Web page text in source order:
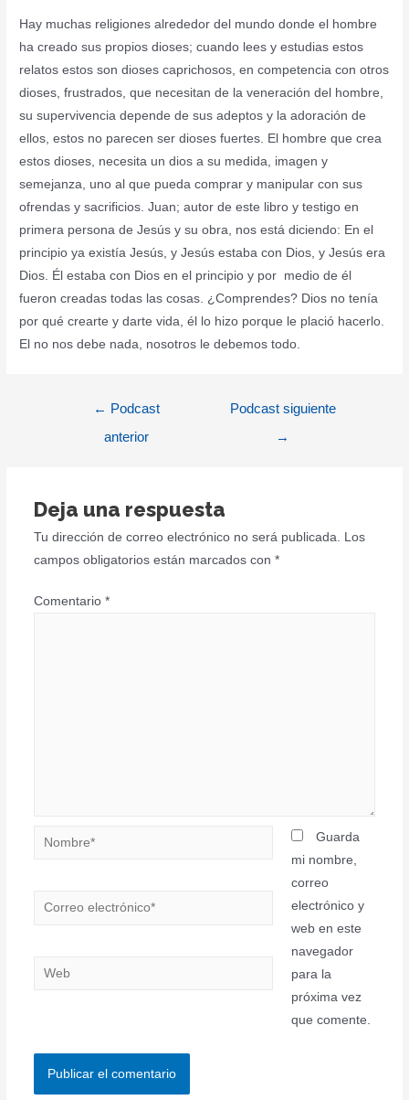
EMBED
Hay muchas religiones alrededor del mundo donde el hombre
ha creado sus propios dioses; cuando lees y estudias estos
relatos estos son dioses caprichosos, en competencia con otros
dioses, frustrados, que necesitan de la veneración del hombre,
su supervivencia depende de sus adeptos y la adoración de
ellos, estos no parecen ser dioses fuertes. El hombre que crea
estos dioses, necesita un dios a su medida, imagen y
semejanza, uno al que pueda comprar y manipular con sus
ofrendas y sacrificios. Juan; autor de este libro y testigo en
primera persona de Jesús y su obra, nos está diciendo: En el
principio ya existía Jesús, y Jesús estaba con Dios, y Jesús era
Dios. Él estaba con Dios en el principio y por medio de él
fueron creadas todas las cosas. ¿Comprendes? Dios no tenía
por qué crearte y darte vida, él lo hizo porque le plació hacerlo.
El no nos debe nada, nosotros le debemos todo.
Navegación
← Podcast
anterior
Podcast siguiente
→
Deja una respuesta
Tu dirección de correo electrónico no será publicada.
Los
campos obligatorios están marcados con *
Comentario *
Nombre*
Correo
Web
Guarda
mi nombre,
correo
electrónico y
web en este
navegador
para la
próxima vez
que comente.